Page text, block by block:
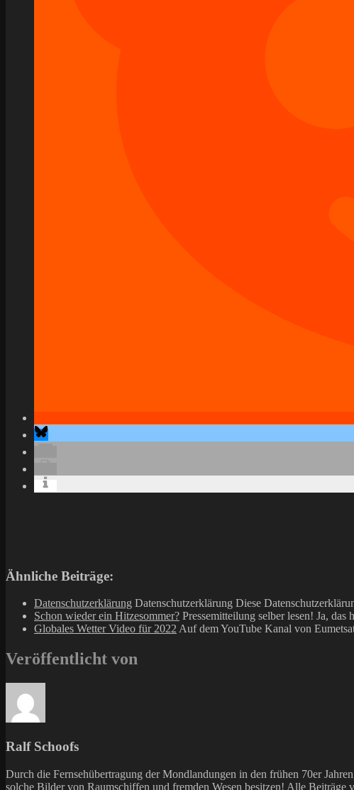
Ähnliche Beiträge:
Datenschutzerklärung Datenschutzerklärung Diese
Schon wieder ein Hitzesommer? Pressemitteilung selber lesen! Ja, das
Globales Wetter Video für 2022 Auf dem YouTube Kanal von
Veröffentlicht von
Ralf Schoofs
Durch die Fernsehübertragung der Mondlandungen in den frühen 70er
solche Bilder von Raumschiffen und fremden Wesen besitzen! Alle Beiträge